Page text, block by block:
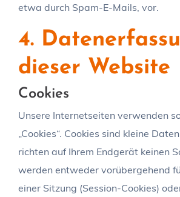
etwa durch Spam-E-Mails, vor.
4.
dieser Website
Cookies
Unsere Internetseiten verwenden
„Cookies“. Cookies sind kleine
richten auf Ihrem Endgerät keinen
werden entweder vorübergehend
einer Sitzung (Session-Cookies)